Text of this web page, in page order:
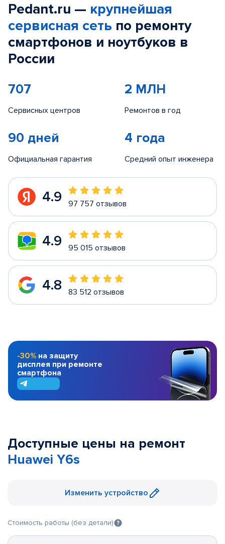
Pedant.ru — крупнейшая
сервисная сеть по ремонту
смартфонов и ноутбуков в
России
707
Сервисных центров
2 МЛН
Ремонтов в год
90 дней
Официальная гарантия
4 года
Средний опыт инженера
4.9 97 757 отзывов
4.9 95 015 отзывов
4.8 83 512 отзывов
-30% на защиту
дисплея при ремонте
смартфона
Доступные цены на ремонт
Huawei Y6s
Изменить устройство
Стоимость работы (без детали)